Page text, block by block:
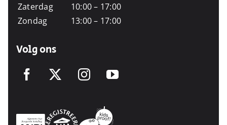
Zaterdag
Zondag
10:00 – 17:00
13:00 – 17:00
Volg ons